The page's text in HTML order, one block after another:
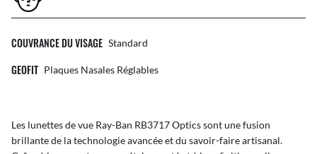
COUVRANCE DU VISAGE Standard
GEOFIT Plaques Nasales Réglables
Les lunettes de vue Ray-Ban RB3717 Optics sont une fusion
brillante de la technologie avancée et du savoir-faire artisanal.